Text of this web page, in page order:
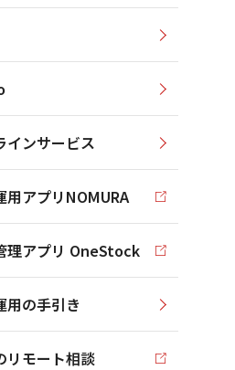
インサービス
用アプリNOMURA
理アプリ OneStock
用の手引き
リモート相談